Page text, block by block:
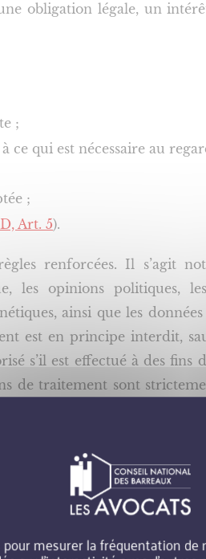
obligation légale, un
;
ce qui est nécessaire au
;
Art. 5).
renforcées. Il s’agit
les opinions politiques,
ainsi que les
est en principe interdit,
s’il est effectué à des fins
de traitement sont
préalables auprès de la
des organismes, qui
au moyen d’un
mesurer la fréquentation